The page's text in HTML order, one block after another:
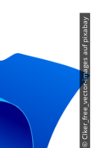
© Clker_free_vector-images auf pixabay